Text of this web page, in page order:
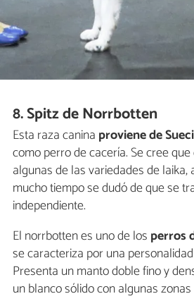
8. Spitz de Norrbotten
Esta raza canina proviene de
como perro de cacería. Se cree
algunas de las variedades de
mucho tiempo se dudó de que se
independiente.
El norrbotten es uno de los perros
se caracteriza por una
Presenta un manto doble fino y
un blanco sólido con algunas